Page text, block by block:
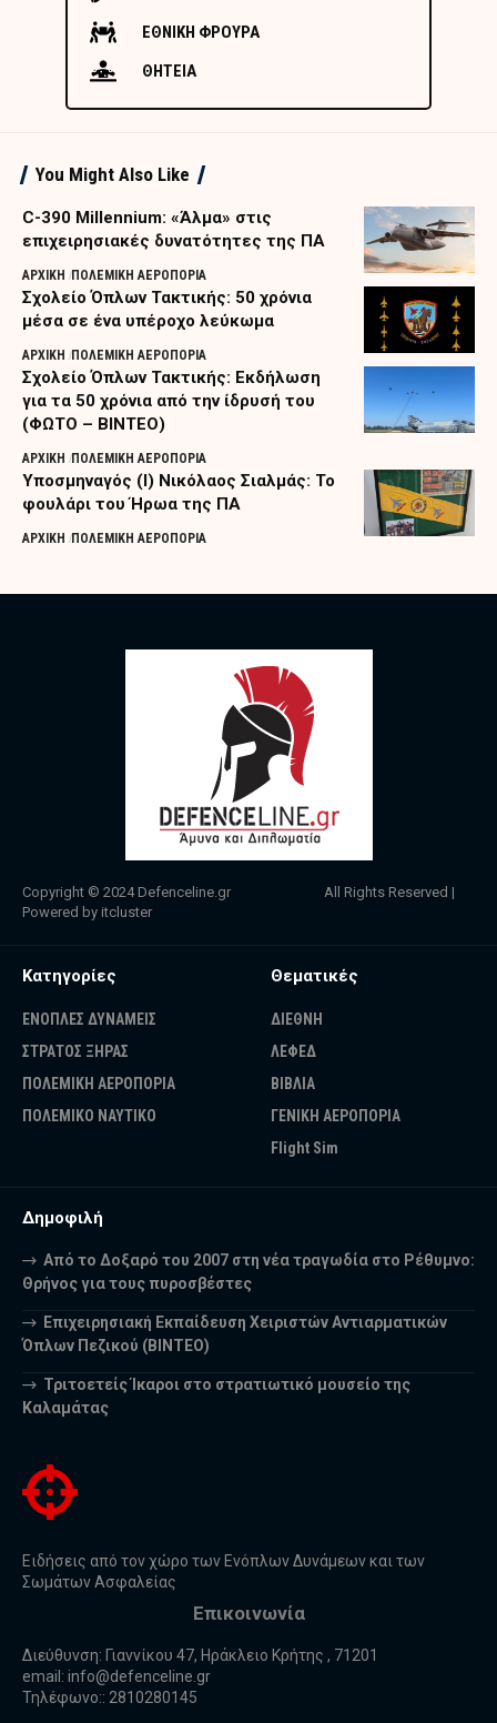
ΕΘΝΙΚΗ ΦΡΟΥΡΑ
ΘΗΤΕΙΑ
You Might Also Like
C-390 Millennium: «Άλμα» στις
επιχειρησιακές δυνατότητες της ΠΑ
ΑΡΧΙΚΗ ΠΟΛΕΜΙΚΗ ΑΕΡΟΠΟΡΙΑ
Σχολείο Όπλων Τακτικής: 50 χρόνια
μέσα σε ένα υπέροχο λεύκωμα
ΑΡΧΙΚΗ ΠΟΛΕΜΙΚΗ ΑΕΡΟΠΟΡΙΑ
Σχολείο Όπλων Τακτικής: Εκδήλωση
για τα 50 χρόνια από την ίδρυσή του
(ΦΩΤΟ – ΒΙΝΤΕΟ)
ΑΡΧΙΚΗ ΠΟΛΕΜΙΚΗ ΑΕΡΟΠΟΡΙΑ
Υποσμηναγός (Ι) Νικόλαος Σιαλμάς: Το
φουλάρι του Ήρωα της ΠΑ
ΑΡΧΙΚΗ ΠΟΛΕΜΙΚΗ ΑΕΡΟΠΟΡΙΑ
Copyright © 2024 Defenceline.gr All Rights Reserved |
Powered by itcluster
Κατηγορίες
ΕΝΟΠΛΕΣ ΔΥΝΑΜΕΙΣ
ΣΤΡΑΤΟΣ ΞΗΡΑΣ
ΠΟΛΕΜΙΚΗ ΑΕΡΟΠΟΡΙΑ
ΠΟΛΕΜΙΚΟ ΝΑΥΤΙΚΟ
Θεματικές
ΔΙΕΘΝΗ
ΛΕΦΕΔ
ΒΙΒΛΙΑ
ΓΕΝΙΚΗ ΑΕΡΟΠΟΡΙΑ
Flight Sim
Δημοφιλή
Από το Δοξαρό του 2007 στη νέα τραγωδία στο Ρέθυμνο:
Θρήνος για τους πυροσβέστες
Επιχειρησιακή Εκπαίδευση Χειριστών Αντιαρματικών
Όπλων Πεζικού (ΒΙΝΤΕΟ)
Τριτοετείς Ίκαροι στο στρατιωτικό μουσείο της
Καλαμάτας
Ειδήσεις από τον χώρο των Ενόπλων Δυνάμεων και των
Σωμάτων Ασφαλείας
Επικοινωνία
Διεύθυνση: Γιαννίκου 47, Ηράκλειο Κρήτης , 71201
email: info@defenceline.gr
Τηλέφωνο:: 2810280145